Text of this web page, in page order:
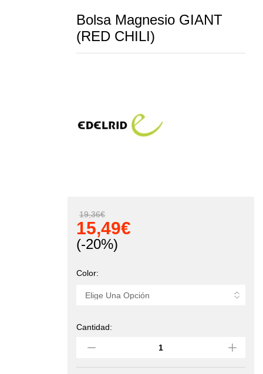
Bolsa Magnesio GIANT
(RED CHILI)
19,36€
15,49€
(-20%)
Color:
Bolsa
(RED
Cantidad: